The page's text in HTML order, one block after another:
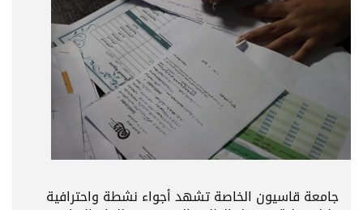
جامعة قاسيون الخاصة تشهد أجواء نشطة واحترافية